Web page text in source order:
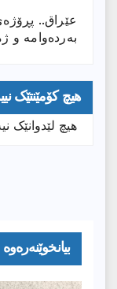
عێراق..
بەردەوامە و
هیچ کۆمێنتێک
هیچ لێدوانێک
بیانخوێنەرەوە